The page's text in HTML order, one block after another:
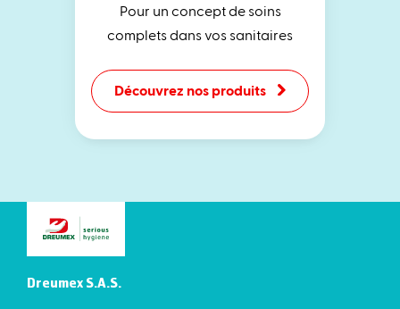
Pour un concept de soins
complets dans vos sanitaires
Découvrez nos produits
Dreumex S.A.S.